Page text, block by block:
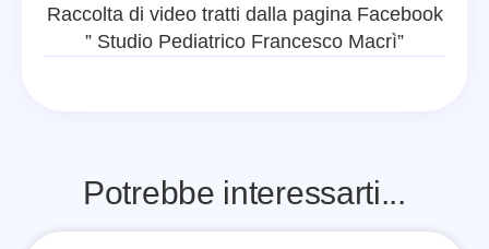
Raccolta di video tratti dalla pagina Facebook
” Studio Pediatrico Francesco Macrì”
Potrebbe interessarti...